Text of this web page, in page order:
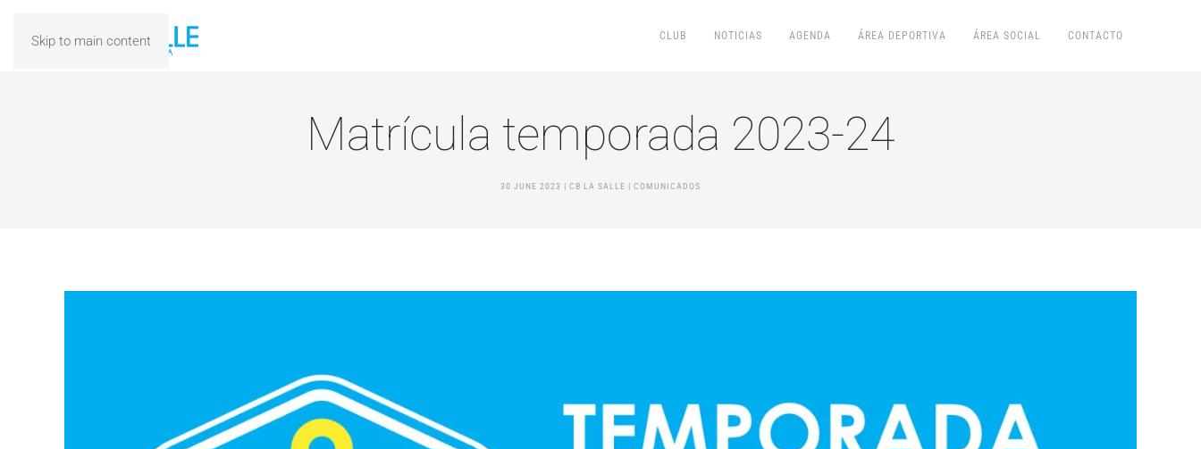
Skip to main content CLUB NOTICIAS AGENDA ÁREA DEPORTIVA ÁREA SOCIAL CONTACTO
Matrícula temporada 2023-24
30 JUNE 2023 | CB LA SALLE | COMUNICADOS